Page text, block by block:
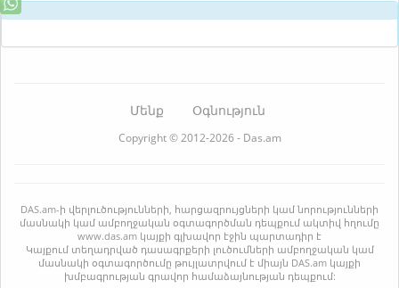
Մենք Օգնություն
Copyright © 2012-2026 - Das.am
DAS.am-ի վերլուծությունների, հարցազրույցների կամ նորությունների
մասնակի կամ ամբողջական օգտագործման դեպքում ակտիվ հղումը
www.das.am կայքի գլխավոր էջին պարտադիր է
Կայքում տեղադրված դասագրքերի լուծումների ամբողջական կամ
մասնակի օգտագործումը թույլատրվում է միայն DAS.am կայքի
խմբագրության գրավոր համաձայնության դեպքում: